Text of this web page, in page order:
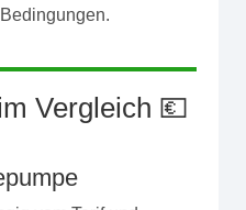
Vergleich 💶